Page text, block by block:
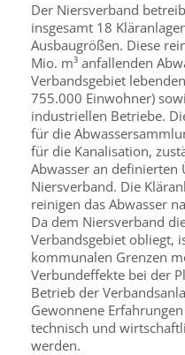
Der Niersverband
insgesamt 18
Ausbaugrößen. Diese
Mio. m³ anfallenden
Verbandsgebiet
755.000 Einwohner)
industriellen Betriebe.
für die
für die Kanalisation,
Abwasser an definierten
Niersverband. Die
reinigen das Abwasser
Da dem Niersverband
Verbandsgebiet obliegt,
kommunalen Grenzen
Verbundeffekte bei der
Betrieb der
Gewonnene
technisch und
werden.